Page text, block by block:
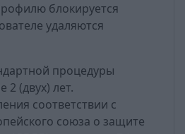
блокируется
удаляются
процедуры
2 (двух) лет.
соответствии с
союза о защите